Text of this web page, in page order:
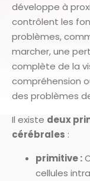
développe à
contrôlent les
problèmes,
marcher, une
complète de la
compréhension
des problèmes
Il existe deux
cérébrales :
primitive :
cellules